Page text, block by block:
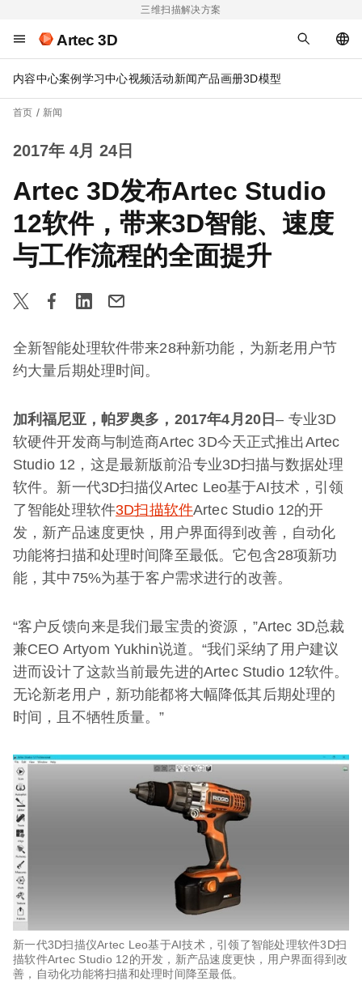
三维扫描解决方案
Artec 3D
内容中心案例 学习中心视频活动新闻产品画册3D模型
首页 新闻
2017年 4月 24日
Artec 3D发布Artec Studio
12软件，带来3D智能、速度
与工作流程的全面提升
全新智能处理软件带来28种新功能，为新老用户节
约大量后期处理时间。
加利福尼亚，帕罗奥多， 2017年4月 20 日– 专业3D
软硬件开发商与制造商Artec 3D今天正式推出Artec
Studio 12，这是最新版前沿专业3D扫描与数据处理
软件。新一代3D扫描仪Artec Leo基于AI技术，引领
了智能处理软件3D扫描软件Artec Studio 12的开
发，新产品速度更快，用户界面得到改善，自动化
功能将扫描和处理时间降至最低。它包含28项新功
能，其中75%为基于客户需求进行的改善。
“客户反馈向来是我们最宝贵的资源，”Artec 3D总裁
兼CEO Artyom Yukhin说道。“我们采纳了用户建议
进而设计了这款当前最先进的Artec Studio 12软件。
无论新老用户，新功能都将大幅降低其后期处理的
时间，且不牺牲质量。”​
新一代3D扫描仪Artec Leo基于AI技术，引领了智能处理软件3D扫
描软件Artec Studio 12的开发，新产品速度更快，用户界面得到改
善，自动化功能将扫描和处理时间降至最低。​